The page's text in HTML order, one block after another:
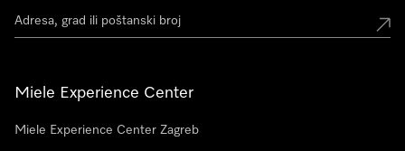
Miele Experience Center
Miele Experience Center Zagreb